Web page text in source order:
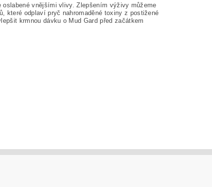
vnějšími vlivy. Zlepšením výživy můžeme
které odplaví pryč nahromaděné toxiny z postižené
krmnou dávku o Mud Gard před začátkem